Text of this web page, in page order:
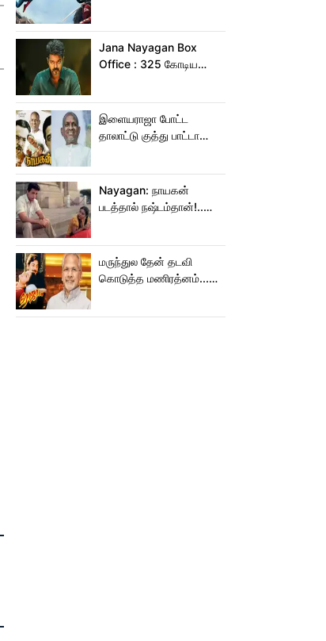
ஸ்பைடர் மேன் பிராண்ட் நியூ
டே?
Jana Nayagan Box
Office : 325 கோடிய
இளையராஜா போட்ட
தாலாட்டு குத்து பாட்டா
Nayagan: நாயகன்
படத்தால் நஷ்டம்தான்!..
மகள் பேட்டி..
மருந்துல தேன் தடவி
கொடுத்த மணிரத்னம்...